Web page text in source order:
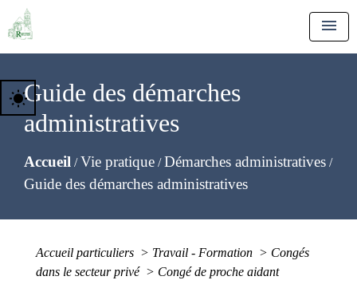
menu
Guide des démarches
administratives
Accueil /Vie pratique /Démarches administratives /
Guide des démarches administratives
wb_sunny
Accueil particuliers > Travail - Formation > Congés
dans le secteur privé > Congé de proche aidant